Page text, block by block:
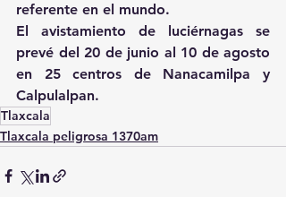
referente en el mundo.
El avistamiento de luciérnagas se
prevé del 20 de junio al 10 de agosto
en 25 centros de Nanacamilpa y
Calpulalpan.
Tlaxcala
Tlaxcala peligrosa 1370am